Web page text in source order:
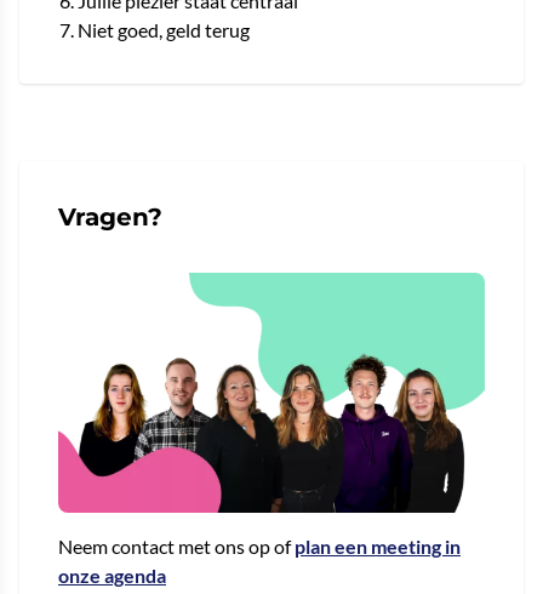
Niet goed, geld terug
Vragen?
Neem contact met ons op ofplan een meeting in
onze agenda